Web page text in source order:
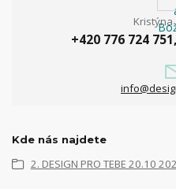
Kristýna
+420 776 724
Kde nás najdete
2. DESIGN PRO TEBE 20.10